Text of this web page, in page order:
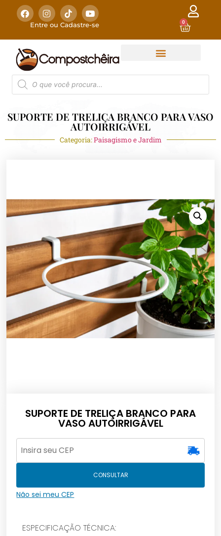
Entre ou Cadastre-se 0
SUPORTE DE TRELIÇA BRANCO PARA VASO
AUTOIRRIGÁVEL
Categoria:Paisagismo e Jardim
SUPORTE DE TRELIÇA BRANCO PARA
VASO AUTOIRRIGÁVEL
CONSULTAR
Não sei meu CEP
ESPECIFICAÇÃO TÉCNICA: